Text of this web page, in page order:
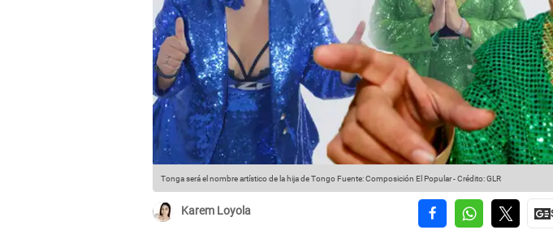
Tonga será el nombre artístico de la hija de Tongo Fuente: Composición El Popular-Crédito: GLR
Karem Loyola